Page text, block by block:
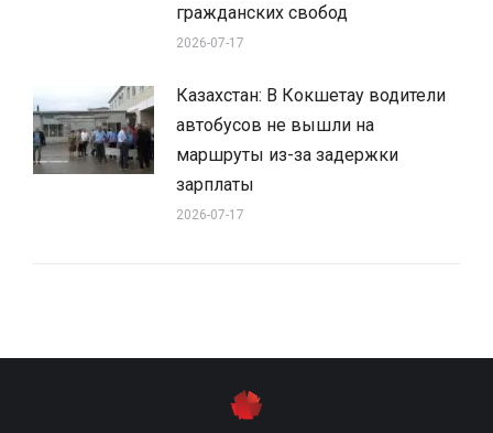
гражданских свобод
2026-07-17
Казахстан: В Кокшетау водители
автобусов не вышли на
маршруты из-за задержки
зарплаты
2026-07-17